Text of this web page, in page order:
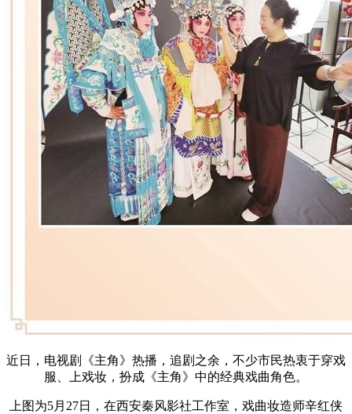
CCTV.节目官网 直播 节目单 栏目 热播榜
近日，电视剧《主角》热播，追剧之余，不少市民热衷于穿戏
服、上戏妆，扮成《主角》中的经典戏曲角色。
上图为5月27日，在西安秦风影社工作室，戏曲妆造师辛红侠